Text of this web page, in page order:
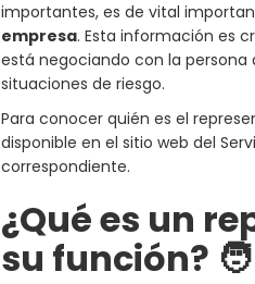
importantes, es de vital
empresa. Esta información es
está negociando con la
situaciones de riesgo.
Para conocer quién es el
disponible en el sitio web del
correspondiente.
¿Qué es un
su función?